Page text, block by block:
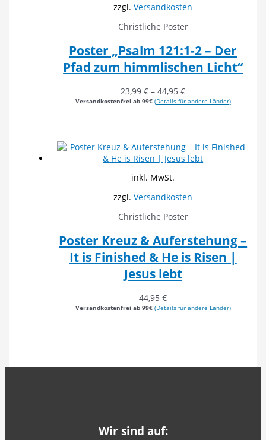
zzgl.Versandkosten
Christliche Poster
Poster „Psalm 121:1-2 – Der
Pfad zum himmlischen Licht“
23,99€ –44,95€
Versandkostenfrei ab 99€ (Details für andere Länder)
inkl. MwSt.
zzgl.Versandkosten
Christliche Poster
Poster Kreuz & Auferstehung –
It is Finished & He is Risen |
Jesus lebt
44,95€
Versandkostenfrei ab 99€ (Details für andere Länder)
Wir sind auf: